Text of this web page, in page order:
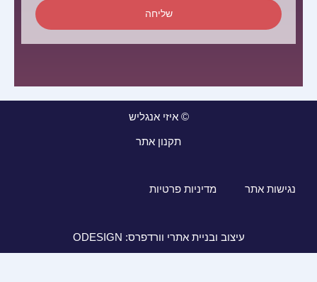
שליחה
© איזי אנגליש
תקנון אתר
נגישות אתר מדיניות פרטיות
עיצוב ובניית אתרי וורדפרס: ODESIGN